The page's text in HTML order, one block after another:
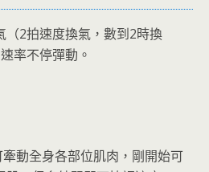
（2拍速度換氣，數到2時換
率不停彈動。
動全身各部位肌肉，剛開始可